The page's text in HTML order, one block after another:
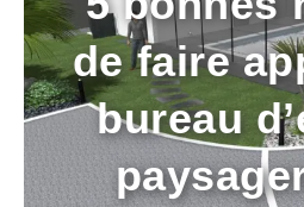
de faire
bureau